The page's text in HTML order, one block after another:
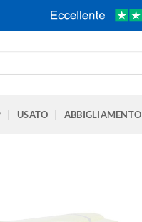
USATO ABBIGLIAMENTO